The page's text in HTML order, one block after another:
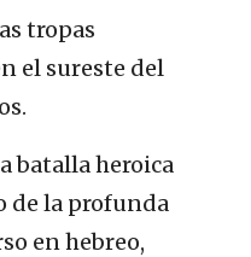
tropas
el sureste del
batalla heroica
de la profunda
en hebreo,